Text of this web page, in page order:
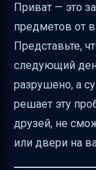
Частые
Таблица
Приват — это
предметов от
Представьте,
следующий
разрушено, а
решает эту
друзей, не
или двери на